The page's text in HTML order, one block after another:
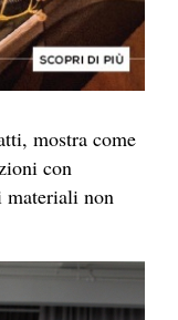
mostra come
con
materiali non